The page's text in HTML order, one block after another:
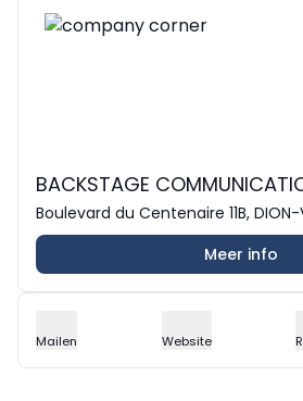
BACKSTAGE
Boulevard du Centenaire 11B, DION-
Meer info
Mailen Website